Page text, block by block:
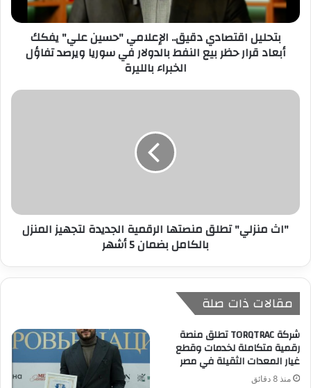
ر
بتحليل اقتصادي دقيق.. الإعلامي "حسين علي" يفكك
أبعاد قرار حظر بيع النفط بالدولار في سوريا ويرصد تفاؤل
الخبراء بالليرة
"اث منزلي" تطلق منصتها الرقمية الجديدة لتجهيز المنزل
بالكامل بضمان 5 أشهر
مقالات ذات صلة
شركة TORQTRAC تطلق منصة
رقمية متكاملة لخدمات وقطع
غيار المعدات الثقيلة في مصر
منذ 8 دقائق